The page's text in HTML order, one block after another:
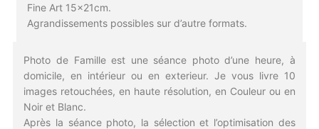
Fine Art 15x21cm.
Agrandissements possibles sur d’autre formats.
Photo de Famille est une séance photo d’une heure, à
domicile, en intérieur ou en exterieur. Je vous livre 10
images retouchées, en haute résolution, en Couleur ou en
Noir et Blanc.
Après la séance photo, la sélection et l’optimisation des